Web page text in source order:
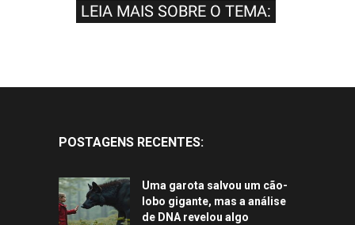
LEIA MAIS SOBRE O TEMA:
POSTAGENS RECENTES:
Uma garota salvou um cão-
lobo gigante, mas a análise
de DNA revelou algo